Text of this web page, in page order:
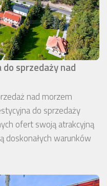
sprzedaży nad
nad morzem
do sprzedaży
ofert swoją atrakcyjną
doskonałych warunków